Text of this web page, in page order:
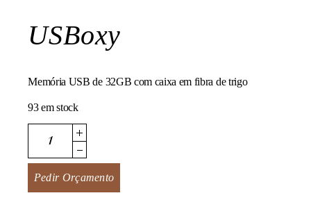
USBoxy
Memória USB de 32GB com caixa em fibra de trigo
93 em stock
USBoxy quantity
Pedir Orçamento